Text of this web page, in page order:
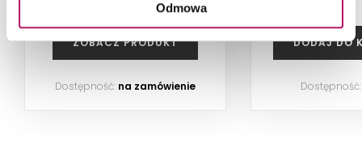
Odmowa
-7% od 20,00 PLN najniższa cena
ZOBACZ PRODUKT
Dostępność: na zamówienie
DODAJ DO